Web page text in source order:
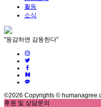
활동
소식
"동감하면 감동한다"
©2026 Copyrights ©
후원 및 상담문의